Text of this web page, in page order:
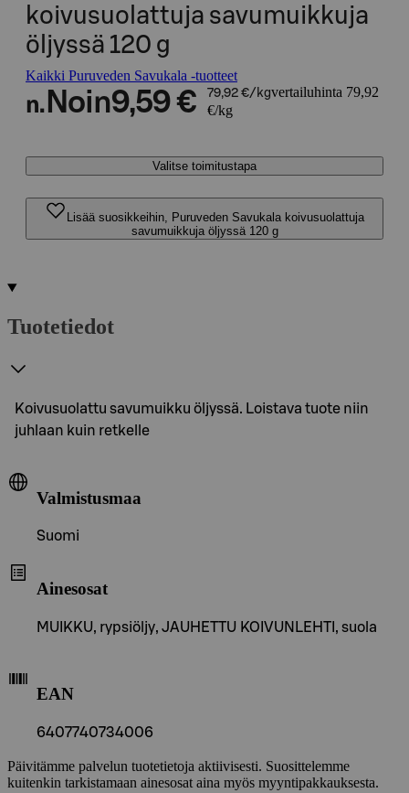
koivusuolattuja savumuikkuja
öljyssä 120 g
Kaikki Puruveden Savukala -tuotteet
n. Noin9,59 € 79,92 €/kgvertailuhinta 79,92
€/kg
Valitse toimitustapa
Lisää suosikkeihin, Puruveden Savukala koivusuolattuja
savumuikkuja öljyssä 120 g
Tuotetiedot
Koivusuolattu savumuikku öljyssä. Loistava tuote niin
juhlaan kuin retkelle
Valmistusmaa
Suomi
Ainesosat
MUIKKU, rypsiöljy, JAUHETTU KOIVUNLEHTI, suola
EAN
6407740734006
Päivitämme palvelun tuotetietoja aktiivisesti. Suosittelemme
kuitenkin tarkistamaan ainesosat aina myös myyntipakkauksesta.